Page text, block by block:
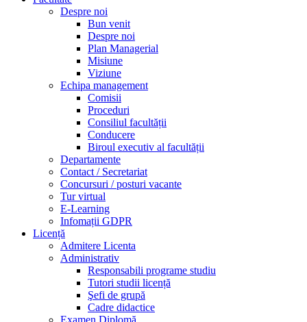
Despre noi
Bun venit
Despre noi
Plan Managerial
Misiune
Viziune
Echipa management
Comisii
Proceduri
Consiliul facultății
Conducere
Biroul executiv al facultății
Departamente
Contact / Secretariat
Concursuri / posturi vacante
Tur virtual
E-Learning
Infomații GDPR
Licență
Admitere Licenta
Administrativ
Responsabili programe studiu
Tutori studii licență
Şefi de grupă
Cadre didactice
Examen Diplomă